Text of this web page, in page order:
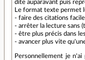
dite auparavant puis
Le format texte permet
- faire des citations
- arrêter la lecture sans
- être plus précis dans
- avancer plus vite
Personnellement je